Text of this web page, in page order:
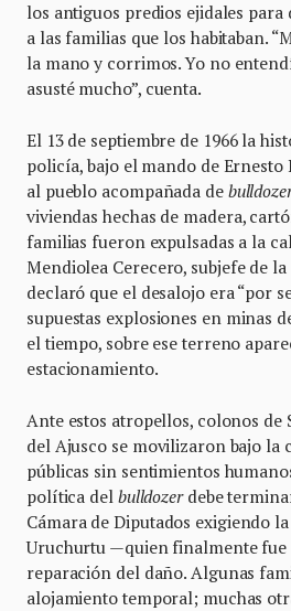
los antiguos predios ejidales
a las familias que los habitaban.
la mano y corrimos. Yo no
asusté mucho”, cuenta.
El 13 de septiembre de 1966 la
policía, bajo el mando de Ernesto
al pueblo acompañada de
viviendas hechas de madera,
familias fueron expulsadas a la
Mendiolea Cerecero, subjefe de
declaró que el desalojo era “por
supuestas explosiones en minas
el tiempo, sobre ese terreno
estacionamiento.
Ante estos atropellos, colonos de
del Ajusco se movilizaron bajo la
públicas sin sentimientos
política del bulldozerdebe
Cámara de Diputados exigiendo
Uruchurtu —quien finalmente
reparación del daño. Algunas
alojamiento temporal; muchas